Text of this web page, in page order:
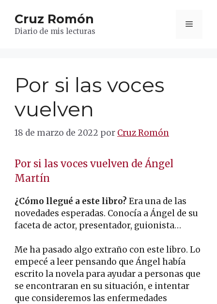
contenido
Cruz Romón
Diario de mis lecturas
Menú
Por si las voces
vuelven
18 de marzo de 2022 por Cruz Romón
Por si las voces vuelven de Ángel
Martín
¿Cómo llegué a este libro? Era una de las
novedades esperadas. Conocía a Ángel de su
faceta de actor, presentador, guionista…
Me ha pasado algo extraño con este libro. Lo
empecé a leer pensando que Ángel había
escrito la novela para ayudar a personas que
se encontraran en su situación, e intentar
que consideremos las enfermedades